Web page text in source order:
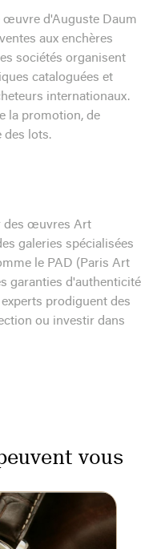
œuvre d'Auguste Daum
aux enchères
sociétés organisent
cataloguées et
internationaux.
la promotion, de
des lots.
des œuvres Art
galeries spécialisées
le PAD (Paris Art
garanties d'authenticité
prodiguent des
ou investir dans
vous